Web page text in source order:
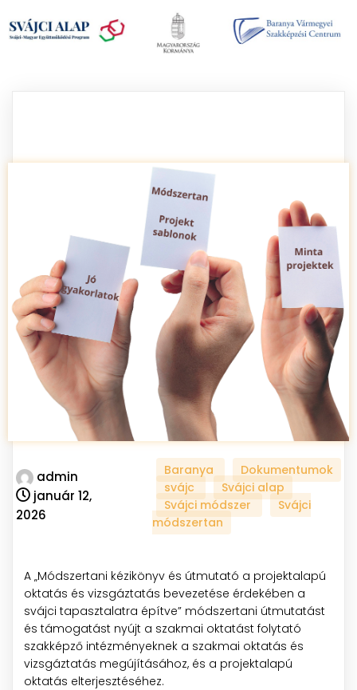
admin
január 12,
2026
Baranya
Dokumentumok
svájc
Svájci alap
Svájci módszer
Svájci
módszertan
A „Módszertani kézikönyv és útmutató a projektalapú
oktatás és vizsgáztatás bevezetése érdekében a
svájci tapasztalatra építve” módszertani útmutatást
és támogatást nyújt a szakmai oktatást folytató
szakképző intézményeknek a szakmai oktatás és
vizsgáztatás megújításához, és a projektalapú
oktatás elterjesztéséhez.